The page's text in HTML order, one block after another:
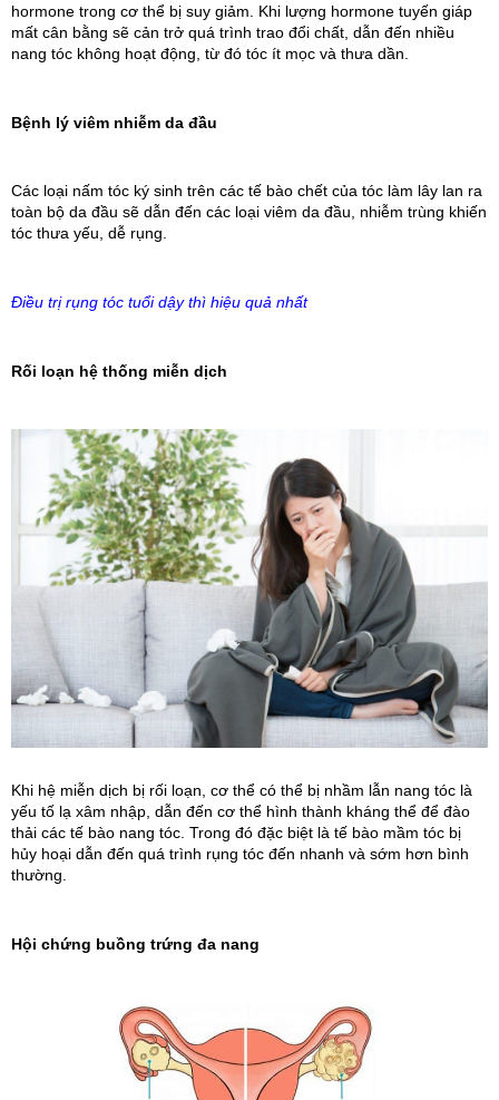
hormone trong cơ thể bị suy giảm. Khi lượng hormone tuyến giáp
mất cân bằng sẽ cản trở quá trình trao đổi chất, dẫn đến nhiều
nang tóc không hoạt động, từ đó tóc ít mọc và thưa dần.
Bệnh lý viêm nhiễm da đầu
Các loại nấm tóc ký sinh trên các tế bào chết của tóc làm lây lan ra
toàn bộ da đầu sẽ dẫn đến các loại viêm da đầu, nhiễm trùng khiến
tóc thưa yếu, dễ rụng.
Điều trị rụng tóc tuổi dậy thì hiệu quả nhất
Rối loạn hệ thống miễn dịch
Khi hệ miễn dịch bị rối loạn, cơ thể có thể bị nhầm lẫn nang tóc là
yếu tố lạ xâm nhập, dẫn đến cơ thể hình thành kháng thể để đào
thải các tế bào nang tóc. Trong đó đặc biệt là tế bào mầm tóc bị
hủy hoại dẫn đến quá trình rụng tóc đến nhanh và sớm hơn bình
thường.
Hội chứng buồng trứng đa nang